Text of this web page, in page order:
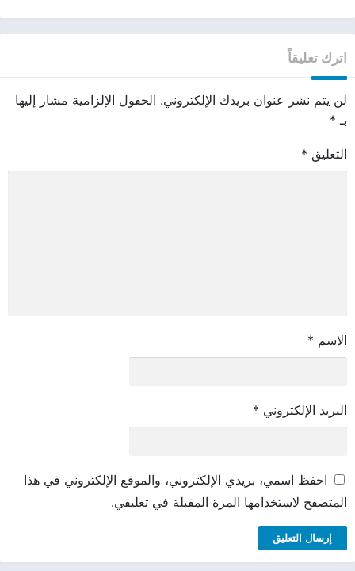
اترك تعليقاً
لن يتم نشر عنوان بريدك الإلكتروني. الحقول الإلزامية مشار إليها
بـ *
التعليق *
الاسم *
البريد الإلكتروني *
احفظ اسمي، بريدي الإلكتروني، والموقع الإلكتروني في هذا
المتصفح لاستخدامها المرة المقبلة في تعليقي.